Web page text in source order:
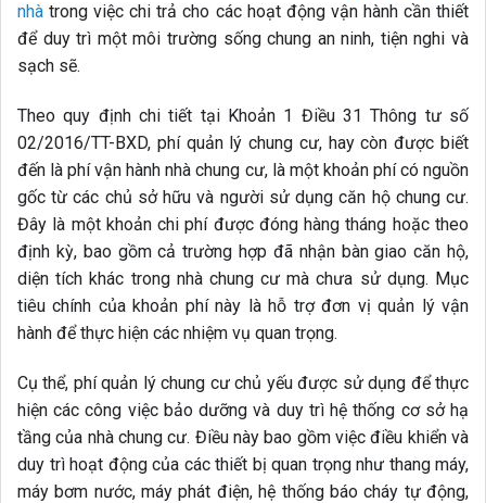
nhà trong việc chi trả cho các hoạt động vận hành cần thiết
để duy trì một môi trường sống chung an ninh, tiện nghi và
sạch sẽ.
Theo quy định chi tiết tại Khoản 1 Điều 31 Thông tư số
02/2016/TT-BXD, phí quản lý chung cư, hay còn được biết
đến là phí vận hành nhà chung cư, là một khoản phí có nguồn
gốc từ các chủ sở hữu và người sử dụng căn hộ chung cư.
Đây là một khoản chi phí được đóng hàng tháng hoặc theo
định kỳ, bao gồm cả trường hợp đã nhận bàn giao căn hộ,
diện tích khác trong nhà chung cư mà chưa sử dụng. Mục
tiêu chính của khoản phí này là hỗ trợ đơn vị quản lý vận
hành để thực hiện các nhiệm vụ quan trọng.
Cụ thể, phí quản lý chung cư chủ yếu được sử dụng để thực
hiện các công việc bảo dưỡng và duy trì hệ thống cơ sở hạ
tầng của nhà chung cư. Điều này bao gồm việc điều khiển và
duy trì hoạt động của các thiết bị quan trọng như thang máy,
máy bơm nước, máy phát điện, hệ thống báo cháy tự động,